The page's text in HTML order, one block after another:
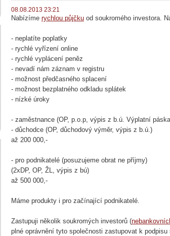
08.08.2013 23:21
Nabízíme rychlou půjčku od soukromého investora.
- neplatíte poplatky
- rychlé vyřízení online
- rychlé vyplácení peněz
- nevadí nám záznam v registru
- možnost předčasného splacení
- možnost bezplatného odkladu splátek
- nízké úroky
- zaměstnance (OP, p.o.p, výpis z b.ú. Výplatní
- důchodce (OP, důchodový výměr, výpis z b.ú.)
až 200 000,-
- pro podnikatelé (posuzujeme obrat ne příjmy)
(2xDP, OP, ŽL, výpis z bú)
až 500 000,-
Máme produkty i pro začínající podnikatelé.
Zastupuji několik soukromých investorů (
plné oprávnění tyto společnosti zastupovat k podpisu